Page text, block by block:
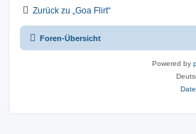
Zurück zu „Goa Flirt“
Foren-Übersicht
Powered by